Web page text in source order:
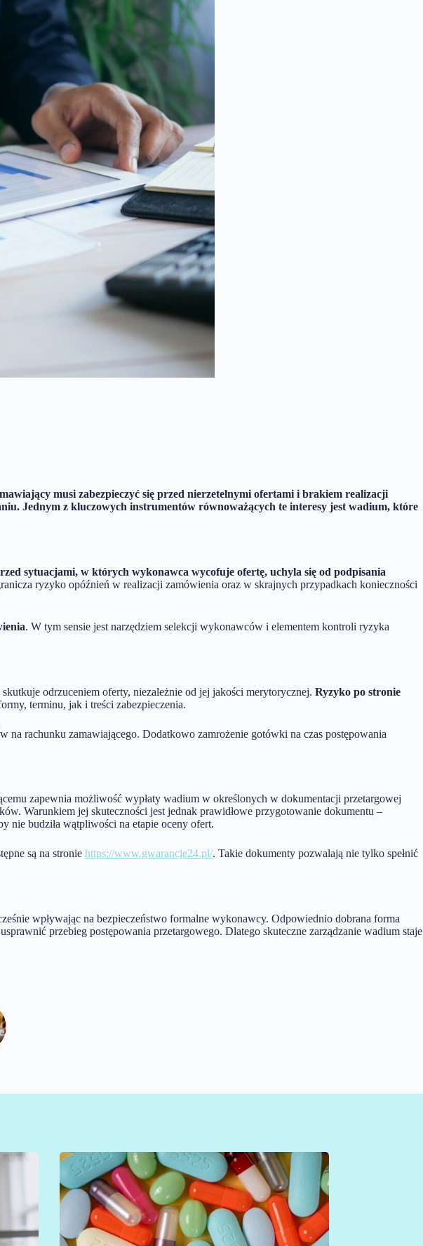
musi zabezpieczyć się przed nierzetelnymi ofertami i brakiem realizacji
Jednym z kluczowych instrumentów równoważących te interesy jest wadium, które
sytuacjami, w których wykonawca wycofuje ofertę, uchyla się od podpisania
ryzyko opóźnień w realizacji zamówienia oraz w skrajnych przypadkach konieczności
. W tym sensie jest narzędziem selekcji wykonawców i elementem kontroli ryzyka
odrzuceniem oferty, niezależnie od jej jakości merytorycznej. Ryzyko po stronie
terminu, jak i treści zabezpieczenia.
rachunku zamawiającego. Dodatkowo zamrożenie gotówki na czas postępowania
zapewnia możliwość wypłaty wadium w określonych w dokumentacji przetargowej
Warunkiem jej skuteczności jest jednak prawidłowe przygotowanie dokumentu –
nie budziła wątpliwości na etapie oceny ofert.
są na stronie https://www.gwarancje24.pl/. Takie dokumenty pozwalają nie tylko spełnić
wpływając na bezpieczeństwo formalne wykonawcy. Odpowiednio dobrana forma
przebieg postępowania przetargowego. Dlatego skuteczne zarządzanie wadium staje